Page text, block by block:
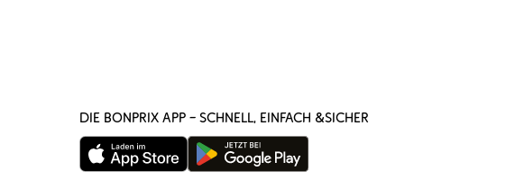
DIE BONPRIX APP – SCHNELL, EINFACH &SICHER